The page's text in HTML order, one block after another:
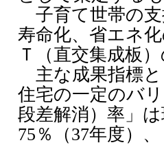
子育て世帯の支
寿命化、省エネ
Ｔ（直交集成板
主な成果指標と
住宅の一定のバ
段差解消）率」
75％（37年度）